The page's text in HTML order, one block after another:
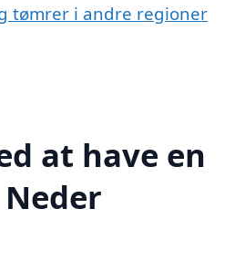
tømrer i andre regioner
at have en